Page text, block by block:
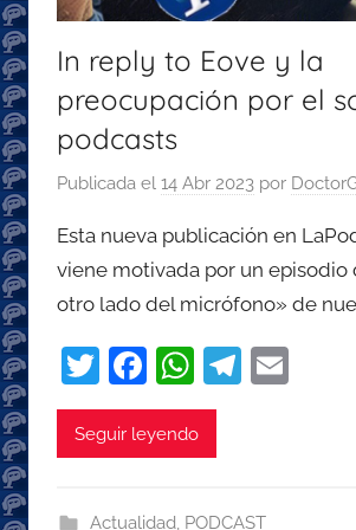
In reply to Eove y la
preocupación por el
podcasts
Publicada el 14 Abr 2023 por
Esta nueva publicación en
viene motivada por un episodio
otro lado del micrófono» de
T
w
itt
F
a
c
b
W
h
at
A
T
a
Seguir leyendo
Actualidad, PODCAST